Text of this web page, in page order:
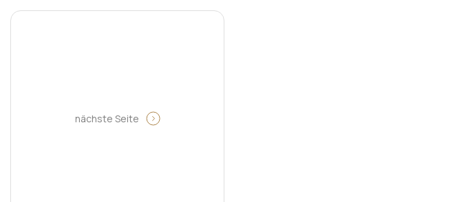
nächste Seite